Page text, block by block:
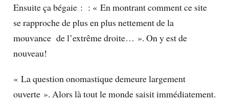
Ensuite ça bégaie : : « En montrant comment ce site
se rapproche de plus en plus nettement de la
mouvance de l’extrême droite… ». On y est de
nouveau!
« La question onomastique demeure largement
ouverte ». Alors là tout le monde saisit immédiatement.